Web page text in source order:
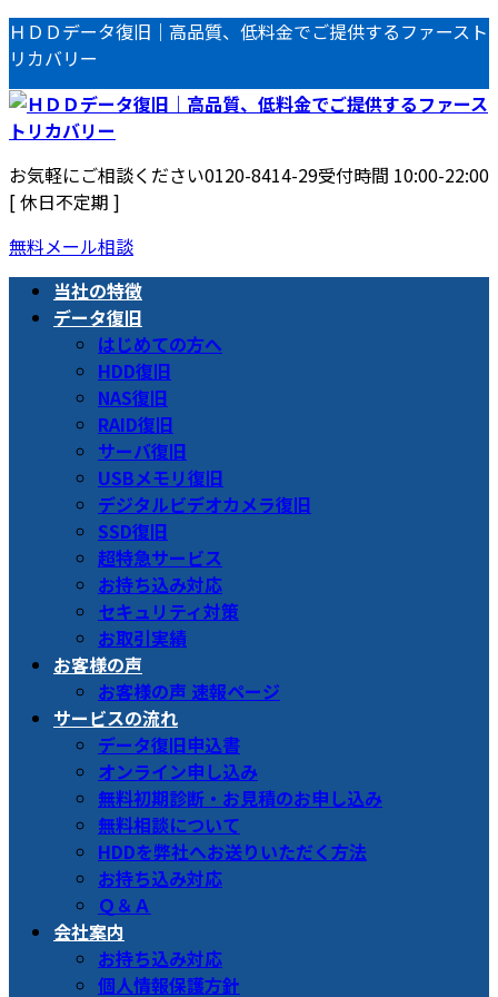
コ
ン
テ
ン
ツ
へ
ス
キ
ッ
プ
ナ
ビ
ゲ
ー
シ
ョ
ン
に
移
動
ＨＤＤデータ復旧｜高品質、低料金でご提供するファースト
リカバリー
お気軽にご相談ください0120-8414-29受付時間 10:00-22:00
[ 休日不定期 ]
無料メール相談
当社の特徴
データ復旧
はじめての方へ
HDD復旧
NAS復旧
RAID復旧
サーバ復旧
USBメモリ復旧
デジタルビデオカメラ復旧
SSD復旧
超特急サービス
お持ち込み対応
セキュリティ対策
お取引実績
お客様の声
お客様の声 速報ページ
サービスの流れ
データ復旧申込書
オンライン申し込み
無料初期診断・お見積のお申し込み
無料相談について
HDDを弊社へお送りいただく方法
お持ち込み対応
Ｑ＆Ａ
会社案内
お持ち込み対応
個人情報保護方針